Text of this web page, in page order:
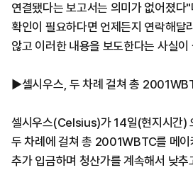
연결됐다는 보고서는 의미가 없어졌다
확인이 필요하다면 언제든지 연락해달
않고 이러한 내용을 보도한다는 사실
▶셀시우스, 두 차례 걸쳐 총
셀시우스(Celsius)가 14일(현지시간)
두 차례에 걸쳐 총 2001WBTC를 메
추가 입금하며 청산가를 계속해서 낮추